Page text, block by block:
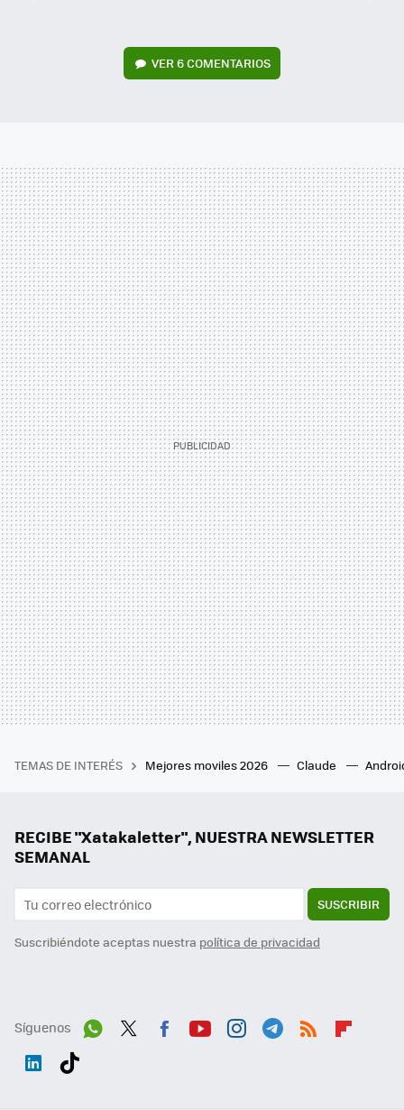
VER6 COMENTARIOS
TEMAS DE INTERÉS Mejores moviles 2026 Claude
RECIBE "Xatakaletter", NUESTRA NEWSLETTER
SEMANAL
SUSCRIBIR
Suscribiéndote aceptas nuestra política de privacidad
Síguenos